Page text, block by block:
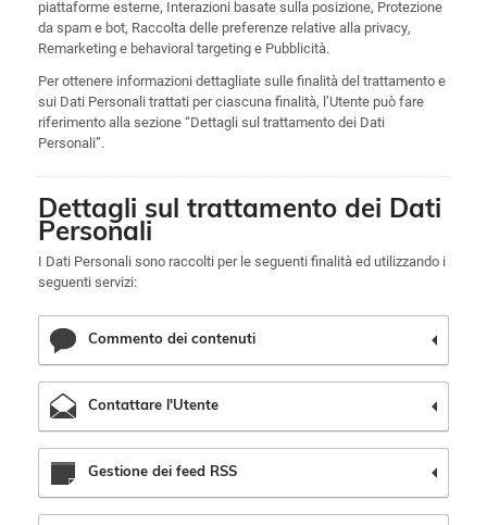
piattaforme esterne, Interazioni basate sulla posizione, Protezione
da spam e bot, Raccolta delle preferenze relative alla privacy,
Remarketing e behavioral targeting e Pubblicità.
Per ottenere informazioni dettagliate sulle finalità del trattamento e
sui Dati Personali trattati per ciascuna finalità, l’Utente può fare
riferimento alla sezione “Dettagli sul trattamento dei Dati
Personali”.
Dettagli sul trattamento dei Dati
Personali
I Dati Personali sono raccolti per le seguenti finalità ed utilizzando i
seguenti servizi:
Commento dei contenuti
Contattare l'Utente
Gestione dei feed RSS